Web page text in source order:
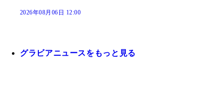
2026年08月06日 12:00
グラビアニュースをもっと見る